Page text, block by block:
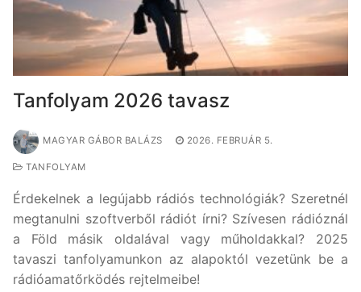
Tanfolyam 2026 tavasz
MAGYAR GÁBOR BALÁZS 2026. FEBRUÁR 5.
TANFOLYAM
Érdekelnek a legújabb rádiós technológiák? Szeretnél
megtanulni szoftverből rádiót írni? Szívesen rádióznál
a Föld másik oldalával vagy műholdakkal? 2025
tavaszi tanfolyamunkon az alapoktól vezetünk be a
rádióamatőrködés rejtelmeibe!